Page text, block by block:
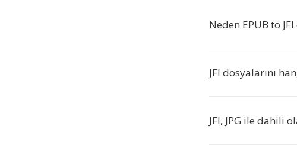
Neden EPUB to
JFI dosyalarını
JFI, JPG ile dahili